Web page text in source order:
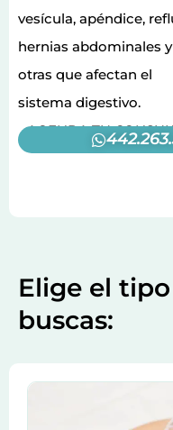
vesícula, apéndice,
hernias abdominales y
otras que afectan el
sistema digestivo.
AGENDA TU
Elige el
buscas: